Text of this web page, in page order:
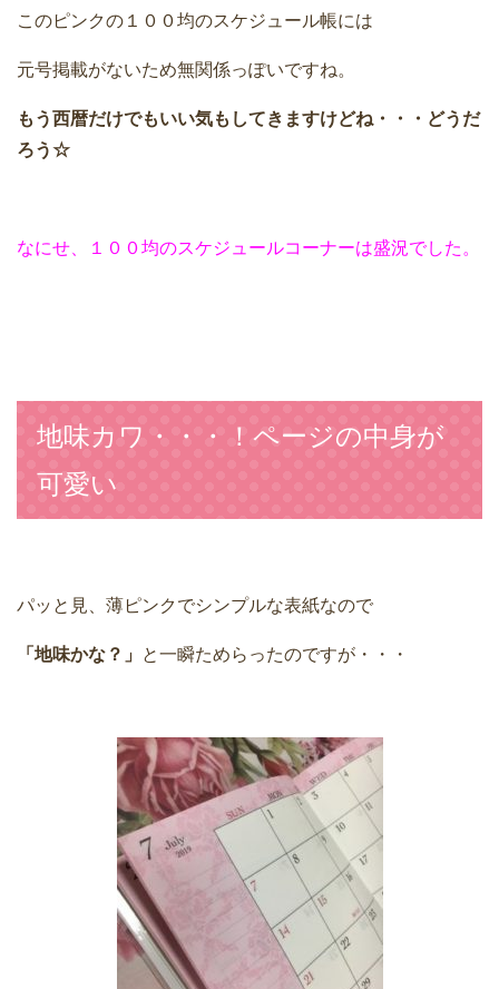
このピンクの１００均のスケジュール帳には
元号掲載がないため無関係っぽいですね。
もう西暦だけでもいい気もしてきますけどね・・・どうだ
ろう☆
なにせ、１００均のスケジュールコーナーは盛況でした。
地味カワ・・・！ページの中身が
可愛い
パッと見、薄ピンクでシンプルな表紙なので
「地味かな？」 と一瞬ためらったのですが・・・